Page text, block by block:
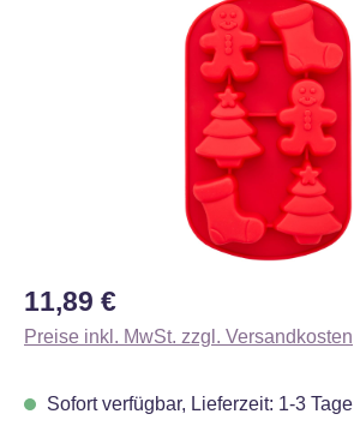
Regulärer Preis:
11,89 €
Preise inkl. MwSt. zzgl. Versandkosten
Sofort verfügbar, Lieferzeit: 1-3 Tage